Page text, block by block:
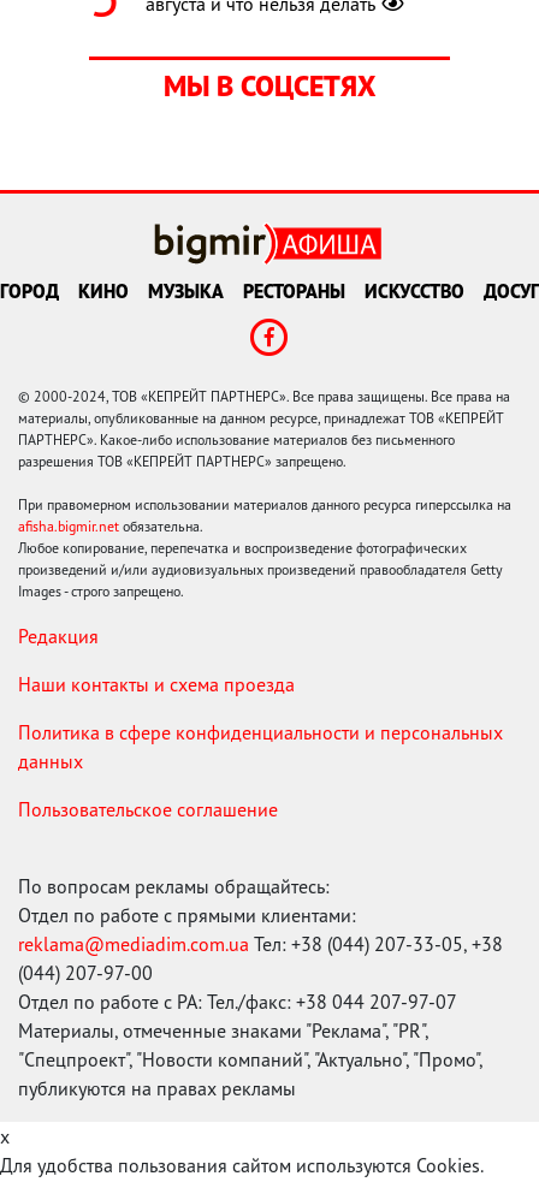
МЫ В СОЦСЕТЯХ
ГОРОД КИНО МУЗЫКА РЕСТОРАНЫ ИСКУССТВО ДОСУГ
© 2000-2024, ТОВ «КЕПРЕЙТ ПАРТНЕРС». Все права защищены. Все права на
материалы, опубликованные на данном ресурсе, принадлежат ТОВ «КЕПРЕЙТ
ПАРТНЕРС». Какое-либо использование материалов без письменного
разрешения ТОВ «КЕПРЕЙТ ПАРТНЕРС» запрещено.
При правомерном использовании материалов данного ресурса гиперссылка на
afisha.bigmir.net обязательна.
Любое копирование, перепечатка и воспроизведение фотографических
произведений и/или аудиовизуальных произведений правообладателя Getty
Images - строго запрещено.
Редакция
Наши контакты и схема проезда
Политика в сфере конфиденциальности и персональных
данных
Пользовательское соглашение
По вопросам рекламы обращайтесь:
Отдел по работе с прямыми клиентами:
reklama@mediadim.com.ua Тел: +38 (044) 207-33-05, +38
(044) 207-97-00
Отдел по работе с РА: Тел./факс: +38 044 207-97-07
Материалы, отмеченные знаками "Реклама", "PR",
"Спецпроект", "Новости компаний", "Актуально", "Промо",
публикуются на правах рекламы
x
Для удобства пользования сайтом используются Cookies.